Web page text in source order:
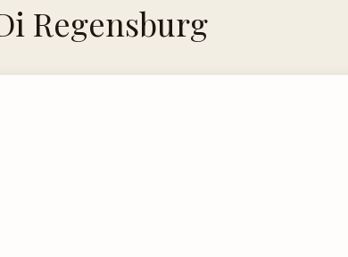
Italiano
Regensburg